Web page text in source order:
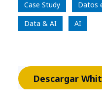
Case Study
Datos
Data & AI
AI
Descargar